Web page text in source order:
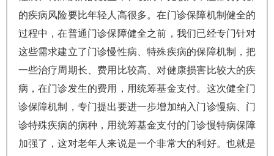
的疾病风险要比年轻人高很多。在门诊保障机制健全的
过程中，在普通门诊保障健全之前，我们已经专门针对
这些需求建立了门诊慢性病、特殊疾病的保障机制，把
一些治疗周期长、费用比较高、对健康损害比较大的疾
病，在门诊发生的费用，用统筹基金支付。这次健全门
诊保障机制，专门提出要进一步增加纳入门诊慢病、门
诊特殊疾病的病种，用统筹基金支付的门诊慢特病保障
加强了，这对老年人来说是一个非常大的利好。也就是